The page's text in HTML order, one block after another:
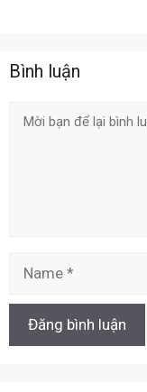
Bình luận
Comment